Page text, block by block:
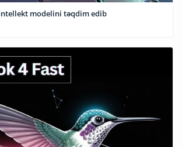
modelini təqdim edib